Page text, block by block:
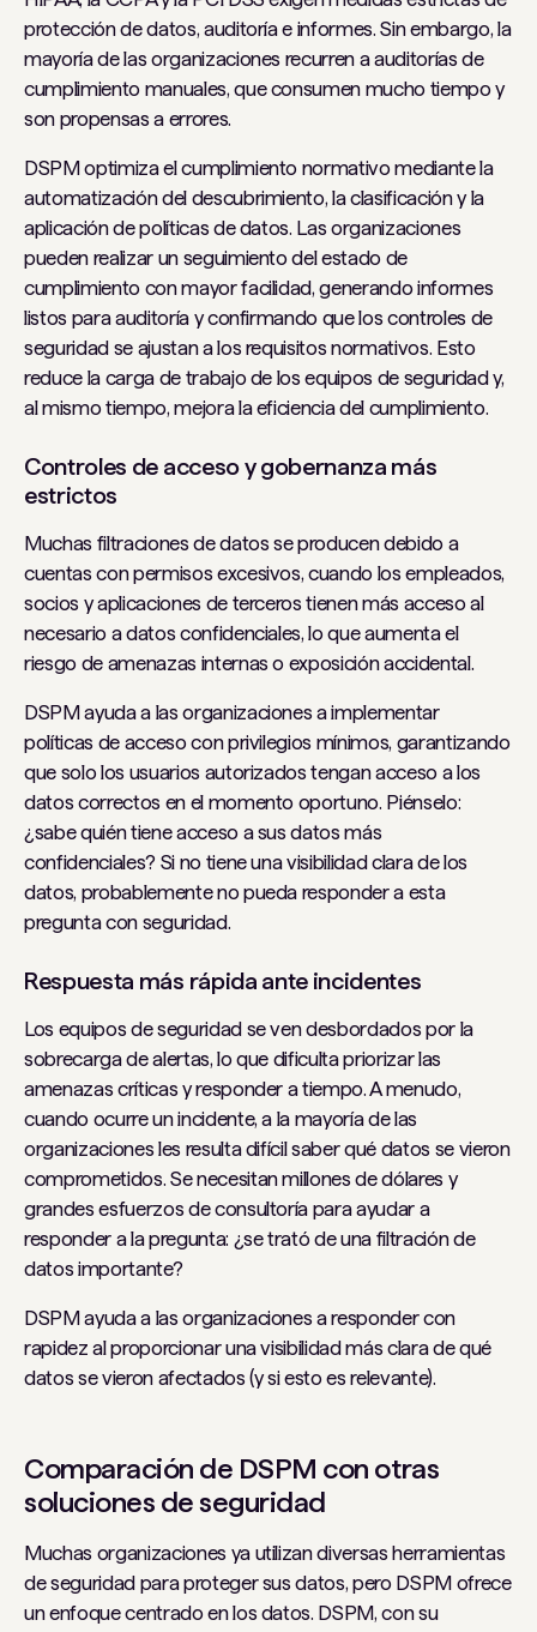
protección de datos, auditoría e informes. Sin embargo, la
mayoría de las organizaciones recurren a auditorías de
cumplimiento manuales, que consumen mucho tiempo y
son propensas a errores.
DSPM optimiza el cumplimiento normativo mediante la
automatización del descubrimiento, la clasificación y la
aplicación de políticas de datos. Las organizaciones
pueden realizar un seguimiento del estado de
cumplimiento con mayor facilidad, generando informes
listos para auditoría y confirmando que los controles de
seguridad se ajustan a los requisitos normativos. Esto
reduce la carga de trabajo de los equipos de seguridad y,
al mismo tiempo, mejora la eficiencia del cumplimiento.
Controles de acceso y gobernanza más
estrictos
Muchas filtraciones de datos se producen debido a
cuentas con permisos excesivos, cuando los empleados,
socios y aplicaciones de terceros tienen más acceso al
necesario a datos confidenciales, lo que aumenta el
riesgo de amenazas internas o exposición accidental.
DSPM ayuda a las organizaciones a implementar
políticas de acceso con privilegios mínimos, garantizando
que solo los usuarios autorizados tengan acceso a los
datos correctos en el momento oportuno. Piénselo:
¿sabe quién tiene acceso a sus datos más
confidenciales? Si no tiene una visibilidad clara de los
datos, probablemente no pueda responder a esta
pregunta con seguridad.
Respuesta más rápida ante incidentes
Los equipos de seguridad se ven desbordados por la
sobrecarga de alertas, lo que dificulta priorizar las
amenazas críticas y responder a tiempo. A menudo,
cuando ocurre un incidente, a la mayoría de las
organizaciones les resulta difícil saber qué datos se vieron
comprometidos. Se necesitan millones de dólares y
grandes esfuerzos de consultoría para ayudar a
responder a la pregunta: ¿se trató de una filtración de
datos importante?
DSPM ayuda a las organizaciones a responder con
rapidez al proporcionar una visibilidad más clara de qué
datos se vieron afectados (y si esto es relevante).
Comparación de DSPM con otras
soluciones de seguridad
Muchas organizaciones ya utilizan diversas herramientas
de seguridad para proteger sus datos, pero DSPM ofrece
un enfoque centrado en los datos. DSPM, con su